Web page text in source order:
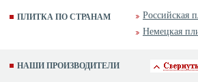
ПЛИТКА ПО СТРАНАМ Российская
Немецкая
НАШИ ПРОИЗВОДИТЕЛИ